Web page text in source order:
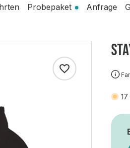
Probepaket Anfrage
17